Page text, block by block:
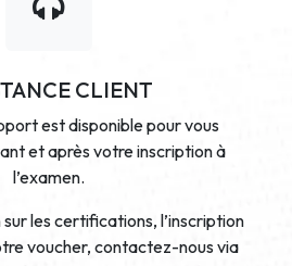
CLIENT
est disponible pour vous
et après votre inscription à
l’examen.
les certifications, l’inscription
voucher, contactez-nous via